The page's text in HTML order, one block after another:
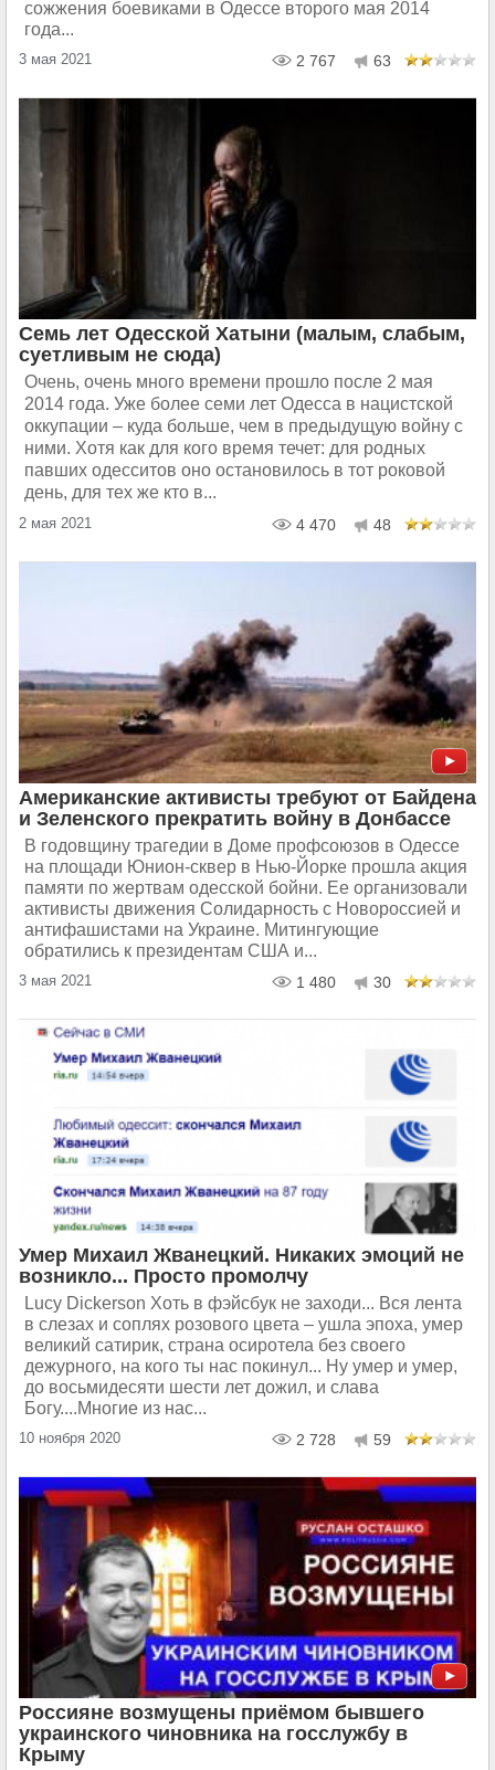
сожжения боевиками в Одессе второго мая 2014
года...
3 мая 2021 2 767 63
Семь лет Одесской Хатыни (малым, слабым,
суетливым не сюда)
Очень, очень много времени прошло после 2 мая
2014 года. Уже более семи лет Одесса в нацистской
оккупации – куда больше, чем в предыдущую войну с
ними. Хотя как для кого время течет: для родных
павших одесситов оно остановилось в тот роковой
день, для тех же кто в...
2 мая 2021 4 470 48
Американские активисты требуют от Байдена
и Зеленского прекратить войну в Донбассе
В годовщину трагедии в Доме профсоюзов в Одессе
на площади Юнион-сквер в Нью-Йорке прошла акция
памяти по жертвам одесской бойни. Ее организовали
активисты движения Солидарность с Новороссией и
антифашистами на Украине. Митингующие
обратились к президентам США и...
3 мая 2021 1 480 30
Умер Михаил Жванецкий. Никаких эмоций не
возникло... Просто промолчу
Lucy Dickerson Хоть в фэйсбук не заходи... Вся лента
в слезах и соплях розового цвета – ушла эпоха, умер
великий сатирик, страна осиротела без своего
дежурного, на кого ты нас покинул... Ну умер и умер,
до восьмидесяти шести лет дожил, и слава
Богу....Многие из нас...
10 ноября 2020 2 728 59
Россияне возмущены приёмом бывшего
украинского чиновника на госслужбу в
Крыму